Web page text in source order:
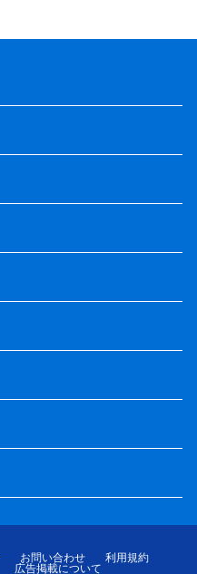
お問い合わせ
利用規約
広告掲載について